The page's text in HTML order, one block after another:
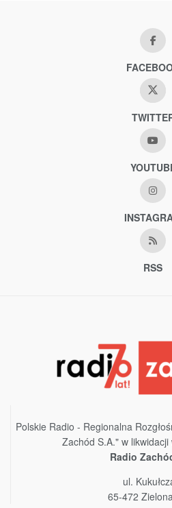
RSS
Polskie Radio - Regionalna
Zachód S.A." w
Radio
ul.
65-472